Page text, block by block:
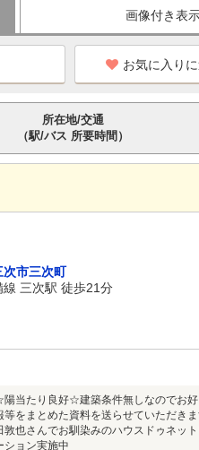
画像付き表
お気に入り
所在地/交通
（駅/バス 所要時間）
次市三次町
線 三次駅 徒歩21分
当たり良好☆建築条件無しなのでお
等をまとめた資料を送らせていた
也さんでお馴染みのハウスドゥネッ
ション実施中